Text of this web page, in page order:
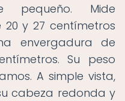
pequeño. Mide
y 27 centímetros
envergadura de
Su peso
A simple vista,
cabeza redonda y